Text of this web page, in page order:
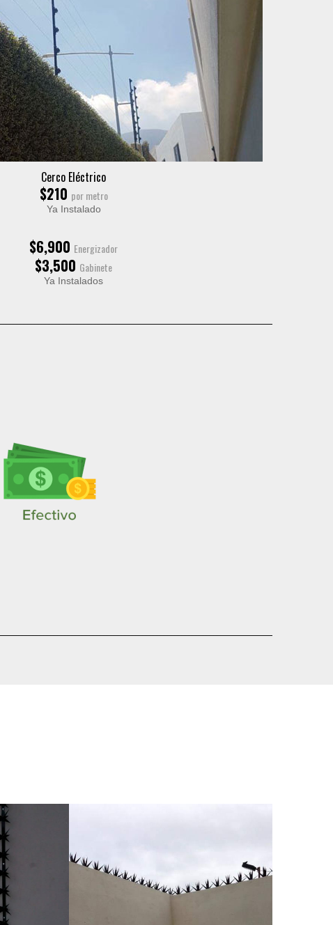
Cerco Eléctrico
$210 por metro
Ya Instalado
$6,900 Energizador
$3,500 Gabinete
Ya Instalados